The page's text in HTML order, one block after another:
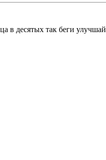
в десятых так беги улучшай